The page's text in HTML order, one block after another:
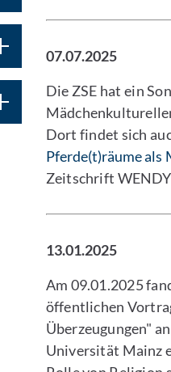
07.07.2025
Die ZSE hat ein
Dort findet sich
Pferde(t)räume als
Zeitschrift
13.01.2025
Am 09.01.2025
öffentlichen
Überzeugungen"
Universität Mainz